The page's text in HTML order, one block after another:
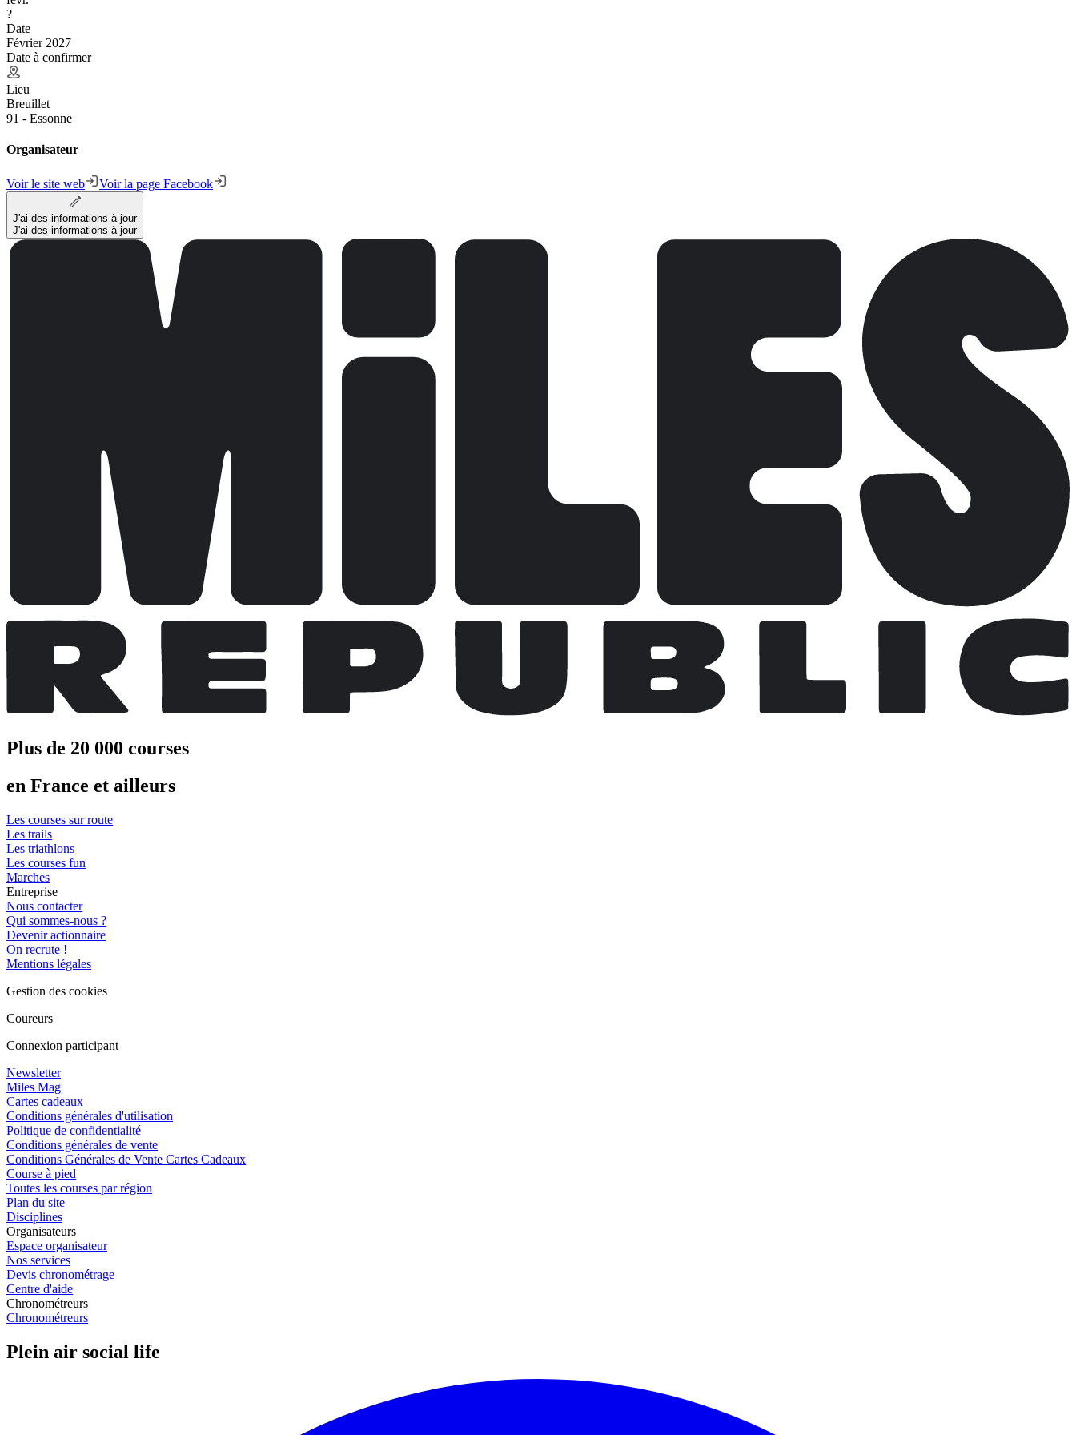
?
Date
Février 2027
Date à confirmer
Lieu
Breuillet
91 - Essonne
Organisateur
Voir le site web Voir la page Facebook
J'ai des informations à jour
J'ai des informations à jour
Plus de 20 000 courses
en France et ailleurs
Les courses sur route
Les trails
Les triathlons
Les courses fun
Marches
Entreprise
Nous contacter
Qui sommes-nous ?
Devenir actionnaire
On recrute !
Mentions légales
Gestion des cookies
Coureurs
Connexion participant
Newsletter
Miles Mag
Cartes cadeaux
Conditions générales d'utilisation
Politique de confidentialité
Conditions générales de vente
Conditions Générales de Vente Cartes Cadeaux
Course à pied
Toutes les courses par région
Plan du site
Disciplines
Organisateurs
Espace organisateur
Nos services
Devis chronométrage
Centre d'aide
Chronométreurs
Chronométreurs
Plein air social life